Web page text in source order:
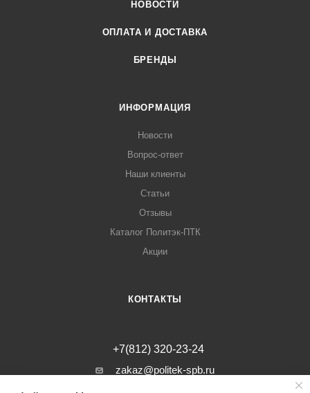
НОВОСТИ
ОПЛАТА И ДОСТАВКА
БРЕНДЫ
ИНФОРМАЦИЯ
Новости
Вопрос-ответ
Наши клиенты
Статьи
Отзывы
Каталог Политэк-ПТК
Акции
КОНТАКТЫ
+7(812) 320-23-24
zakaz@politek-spb.ru